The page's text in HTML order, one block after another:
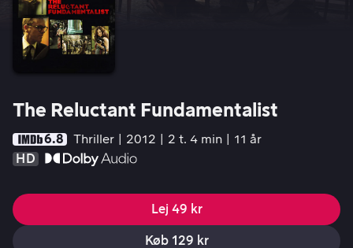
The Reluctant Fundamentalist
6.8 Thriller 2012 2 t. 4 min
11 år
HD
Lej 49 kr
Køb 129 kr